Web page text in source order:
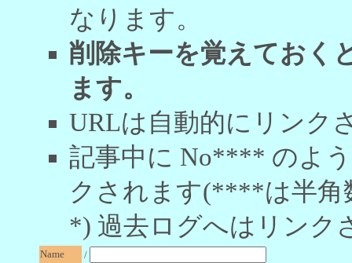
なります。
削除キーを覚えておく
ます。
URLは自動的にリンク
記事中に No**** のよ
クされます(****は半角
*) 過去ログへはリンク
Name
/